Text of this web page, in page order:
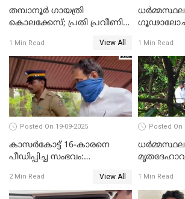
തമ്പാനൂര്‍ ഗായത്രി
കൊലക്കേസ്; പ്രതി പ്രവീണിന്
ലക്ഷം രൂപ പിഴയും
1 Min Read View All 1 Min Read
Posted On 19-09-2025
കാസർകോട്ട് 16-കാരനെ
പീഡിപ്പിച്ച സംഭവം:
ഇടപാടുകൾ നടന്നതായി
പൊലീസ്
2 Min Read View All
Posted On
1 Min Read